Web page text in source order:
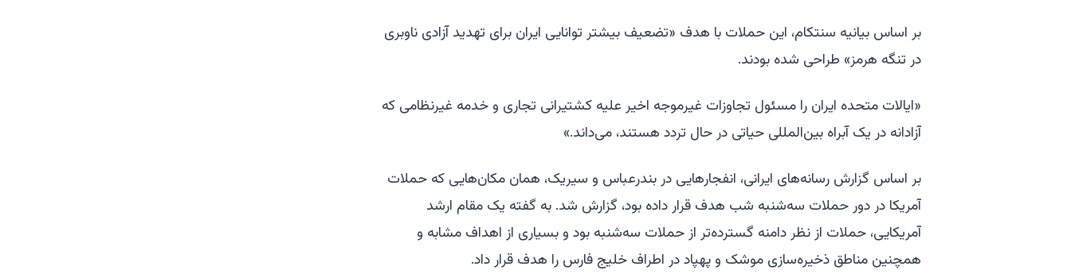
بر اساس بیانیه سنتکام، این حملات با هدف «تضعیف بیشتر توانایی ایران برای تهدید آزادی ناوبری
در تنگه هرمز» طراحی شده بودند.
«ایالات متحده ایران را مسئول تجاوزات غیرموجه اخیر علیه کشتیرانی تجاری و خدمه غیرنظامی که
آزادانه در یک آبراه بین‌المللی حیاتی در حال تردد هستند، می‌داند.»
بر اساس گزارش رسانه‌های ایرانی، انفجارهایی در بندرعباس و سیریک، همان مکان‌هایی که حملات
آمریکا در دور حملات سه‌شنبه شب هدف قرار داده بود، گزارش شد. به گفته یک مقام ارشد
آمریکایی، حملات از نظر دامنه گسترده‌تر از حملات سه‌شنبه بود و بسیاری از اهداف مشابه و
همچنین مناطق ذخیره‌سازی موشک و پهپاد در اطراف خلیج فارس را هدف قرار داد.